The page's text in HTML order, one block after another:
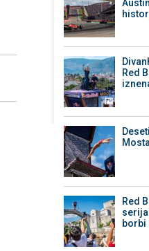
Red
Red
borbi